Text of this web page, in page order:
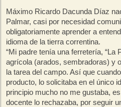
Máximo Ricardo Dacunda Díaz
Palmar, casi por necesidad
obligatoriamente aprender a
idioma de la tierra correntina.
“Mi padre tenía una ferretería, “La
agrícola (arados, sembradoras) y
la tarea del campo. Así que
producto, lo solicitaba en el único
principio mucho no me gustaba,
docente lo rechazaba, por seguir